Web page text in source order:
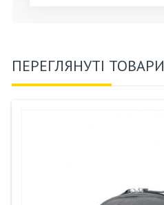
ПЕРЕГЛЯНУТІ ТОВАРИ